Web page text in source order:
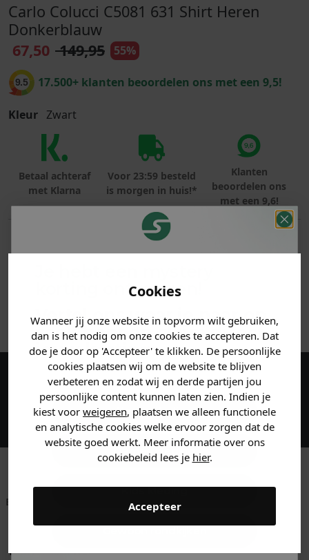
Cookies
Wanneer jij onze website in topvorm wilt gebruiken,
dan is het nodig om onze cookies te accepteren. Dat
doe je door op 'Accepteer' te klikken. De persoonlijke
cookies plaatsen wij om de website te blijven
verbeteren en zodat wij en derde partijen jou
persoonlijke content kunnen laten zien. Indien je
kiest voor weigeren, plaatsen we alleen functionele
en analytische cookies welke ervoor zorgen dat de
website goed werkt. Meer informatie over ons
cookiebeleid lees je hier.
Accepteer
Carlo Colucci C5081 631 Shirt Heren
Donkerblauw
67,50 149,95 55%
9.5 17.500+ klanten beoordelen ons met een 9,5!
Kleur Zwart
Betaal achteraf
met Klarna
Voor 23:59 besteld
is morgen in huis!*
Klanten
beoordelen ons
met een 9,6!
PRODUCTINFORMATIE
Maak een account aan en ontvang 5%
korting op je eerste bestelling!
Betaal achteraf met
Voor 23:59 besteld
is morgen in huis!*
Klantenservice
korting ontvangen!
Vertel ons waar je naar op
zoek bent en claim direct
jouwkorting.
Heren kleding
Dames kleding
Kids kleding